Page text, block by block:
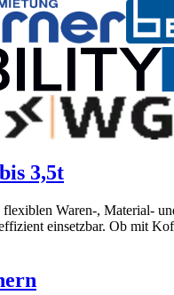
3,5t
Waren-, Material-
einsetzbar. Ob mit